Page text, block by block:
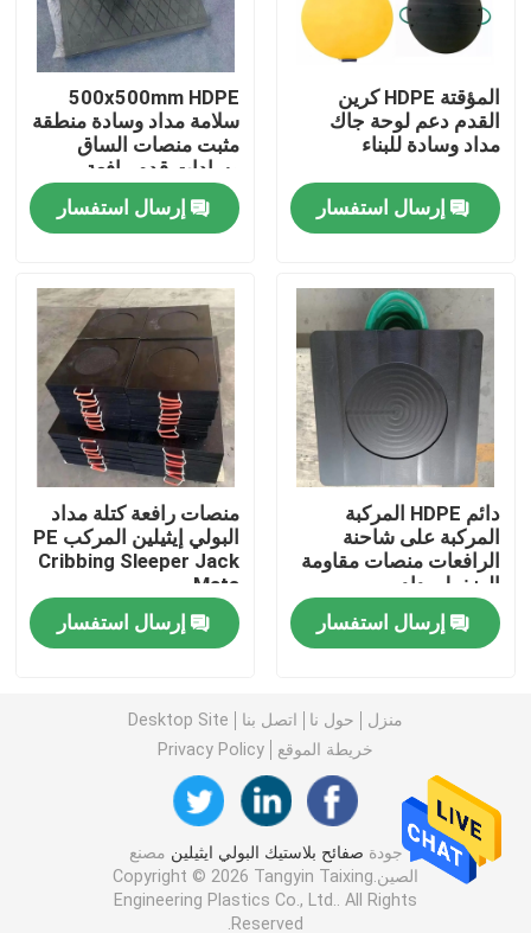
رقابة جودة
اتصل بنا
أخبار
صفائح بلاستيك البولي ايثيلين
بطانة UHMWPE
حصائر حماية الأرض
وسادات دعامة بلاستيكية
بكرات نقل بلاستيكية
وسادة الحاجز البحري
ورقة من البلاستيك HDPE
ورقة بلاستيكية UHMWPE
قطع بلاستيكية آلية
المؤقتة HDPE كرين
القدم دعم لوحة جاك
مداد وسادة للبناء
إرسال استفسار
500x500mm HDPE
سلامة مداد وسادة منطقة
مثبت منصات الساق
وسادات قدم رافعة
إرسال استفسار
دائم HDPE المركبة
المركبة على شاحنة
الرافعات منصات مقاومة
الضغط مداد
إرسال استفسار
منصات رافعة كتلة مداد
البولي إيثيلين المركب PE
Cribbing Sleeper Jack
Mats
إرسال استفسار
منزل حول نا اتصل بنا
Desktop Site
خريطة الموقع
Privacy Policy
جودة صفائح بلاستيك البولي ايثيلين مصنع
الصين.Copyright © 2026 Tangyin Taixing
Engineering Plastics Co., Ltd.. All Rights
Reserved.